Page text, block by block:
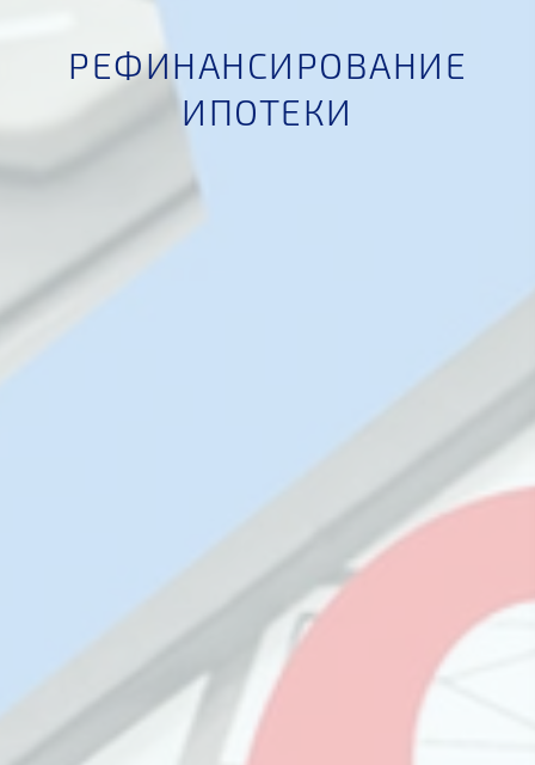
РЕФИНАНСИРОВАНИЕ
ИПОТЕКИ